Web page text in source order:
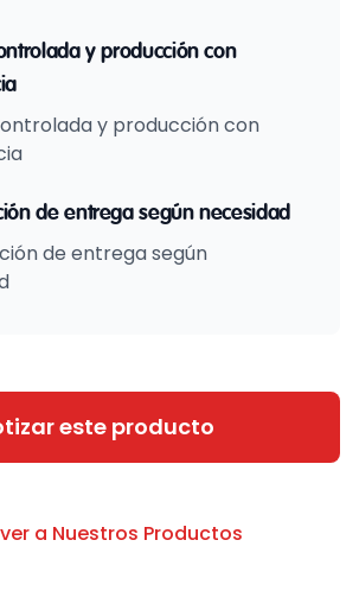
y producción con
y producción con
de entrega según necesidad
de entrega según
este producto
a Nuestros Productos